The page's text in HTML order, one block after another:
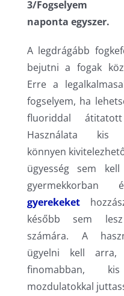
3/Fogselyem
naponta egyszer.
A legdrágább
bejutni a fogak
Erre a
fogselyem, ha
fluoriddal
Használata kis
könnyen
ügyesség sem
gyermekkorban
gyerekeket
később sem
számára. A
ügyelni kell arra,
finomabban,
mozdulatokkal